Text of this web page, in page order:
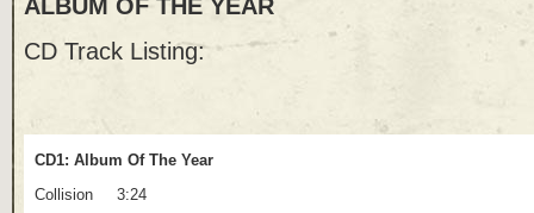
ALBUM OF THE YEAR
CD Track Listing:
CD1: Album Of The Year
Collision 3:24